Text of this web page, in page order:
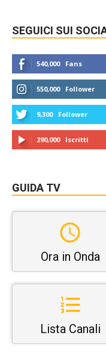
SEGUICI SUI
540,000 Fans
550,000 Follower
9,300 Follower
290,000 Iscritti
GUIDA TV
Ora in Onda
Lista Canali